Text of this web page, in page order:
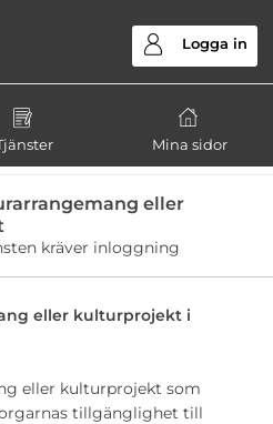
Mina sidor
Logga in
eller
kräver inloggning
eller kulturprojekt i
eller kulturprojekt som
tillgänglighet till